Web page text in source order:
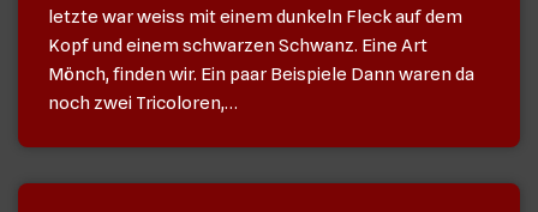
letzte war weiss mit einem dunkeln Fleck auf dem
Kopf und einem schwarzen Schwanz. Eine Art
Mönch, finden wir. Ein paar Beispiele Dann waren da
noch zwei Tricoloren,…